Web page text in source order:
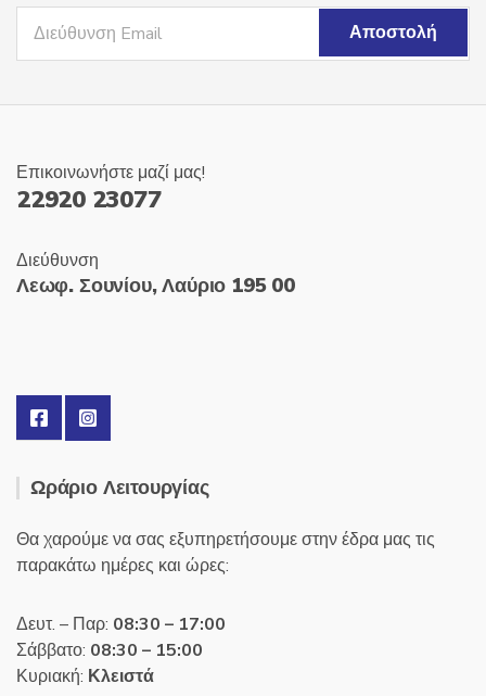
Επικοινωνήστε μαζί μας!
22920 23077
Διεύθυνση
Λεωφ. Σουνίου, Λαύριο 195 00
Ωράριο Λειτουργίας
Θα χαρούμε να σας εξυπηρετήσουμε στην έδρα μας τις
παρακάτω ημέρες και ώρες:
Δευτ. – Παρ: 08:30 – 17:00
Σάββατο: 08:30 – 15:00
Κυριακή: Κλειστά